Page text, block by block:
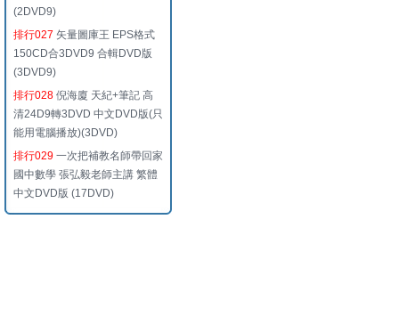
(2DVD9)
排行027 矢量圖庫王 EPS格式
150CD合3DVD9 合輯DVD版
(3DVD9)
排行028 倪海廈 天紀+筆記 高
清24D9轉3DVD 中文DVD版(只
能用電腦播放)(3DVD)
排行029 一次把補教名師帶回家
國中數學 張弘毅老師主講 繁體
中文DVD版 (17DVD)